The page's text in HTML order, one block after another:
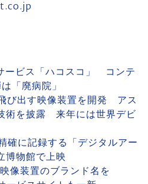
ービス「ハコスコ」 コンテ
「廃病院」
び出す映像装置を開発 アス
術を披露 来年には世界デビ
に記録する「デジタルアー
物館で上映
像装置のブランド名を